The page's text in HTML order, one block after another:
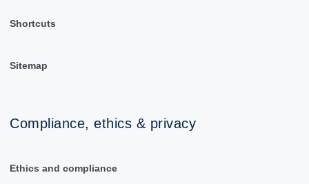
Shortcuts
Sitemap
Compliance, ethics & privacy
Ethics and compliance